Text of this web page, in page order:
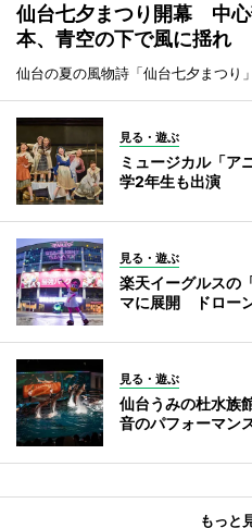
仙台七夕まつり開幕 中
本、青空の下で風に揺れ
仙台の夏の風物詩「仙台七夕まつり
見る・遊ぶ
ミュージカル「
学2年生も出演
見る・遊ぶ
楽天イーグルスの
マに展開 ドロー
見る・遊ぶ
仙台うみの杜水族
音のパフォーマン
もっと